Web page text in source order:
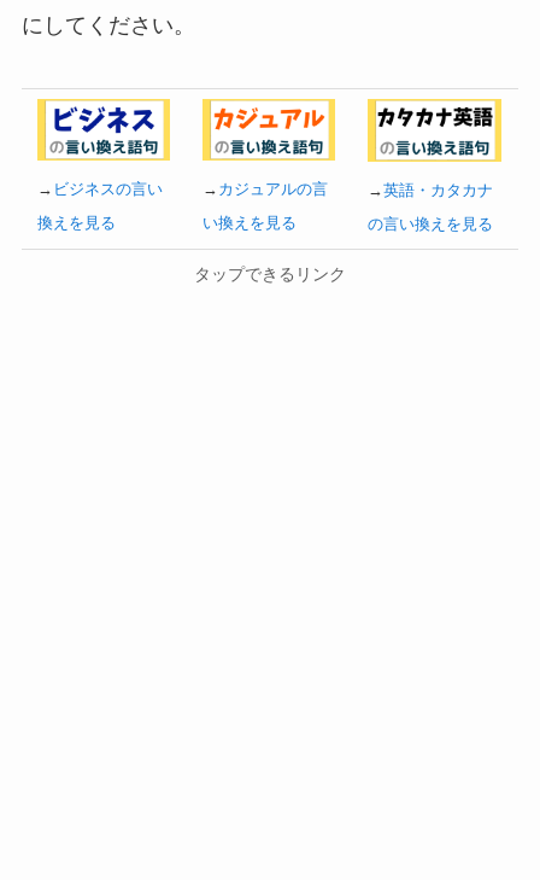
にしてください。
→ ビジネスの言い
換えを見る
→ カジュアルの言
い換えを見る
→英語・カタカナ
の言い換えを見る
タップできるリンク